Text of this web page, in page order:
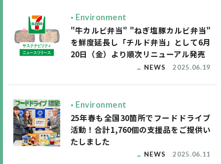
Environment
"牛カルビ弁当" "ねぎ塩豚カルビ弁当"
を鮮度延長し「チルド弁当」として6月
20日（金）より順次リニューアル発売
NEWS 2025.06.19
Environment
25年春も全国30箇所でフードドライブ
活動！合計1,760個の支援品をご提供い
たしました
NEWS 2025.06.11